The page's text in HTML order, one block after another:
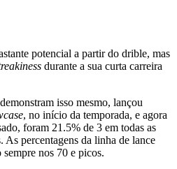
potencial a partir do drible, mas
durante a sua curta carreira
isso mesmo, lançou
, no início da temporada, e agora
foram 21.5% de 3 em todas as
As percentagens da linha de lance
nos 70 e picos.